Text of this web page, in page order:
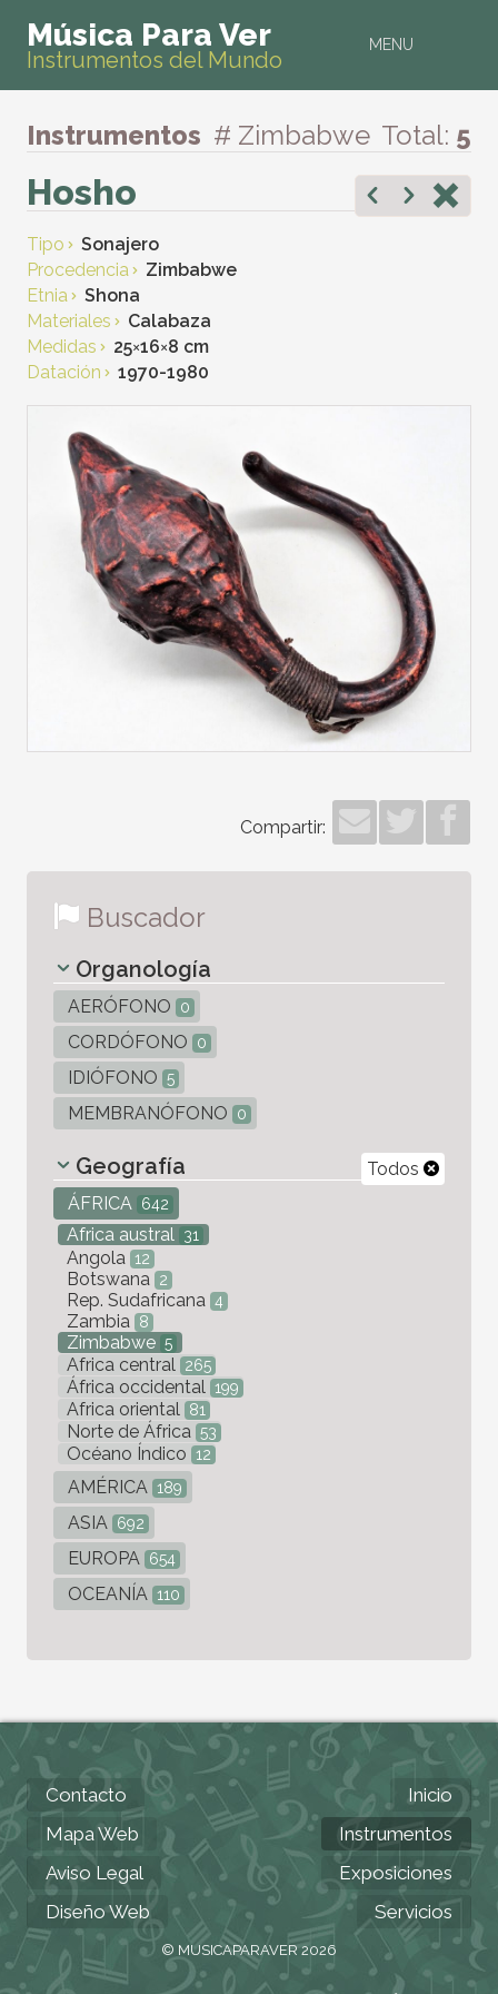
MENU
Música Para Ver
Instrumentos del Mundo
Instrumentos # Zimbabwe Total: 5
Hosho
Tipo
Sonajero
Procedencia
Zimbabwe
Etnia
Shona
Materiales
Calabaza
Medidas
25×16×8 cm
Datación
1970-1980
Compartir:
Buscador
Organología
AERÓFONO 0
CORDÓFONO 0
IDIÓFONO 5
MEMBRANÓFONO 0
Todos
Geografía
ÁFRICA 642
Africa austral 31
Angola 12
Botswana 2
Rep. Sudafricana 4
Zambia 8
Zimbabwe 5
Africa central 265
África occidental 199
Africa oriental 81
Norte de África 53
Océano Índico 12
AMÉRICA 189
ASIA 692
EUROPA 654
OCEANÍA 110
Contacto
Mapa Web
Aviso Legal
Diseño Web
Inicio
Instrumentos
Exposiciones
Servicios
© MUSICAPARAVER 2026